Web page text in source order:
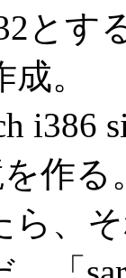
とす
。
i386
を作
ら、